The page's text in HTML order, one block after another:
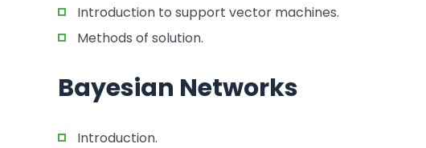
Introduction to support vector machines.
Methods of solution.
Bayesian Networks
Introduction.